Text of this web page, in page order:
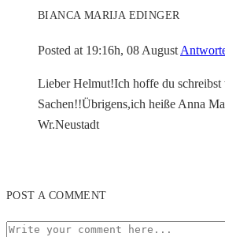
BIANCA MARIJA EDINGER
Posted at 19:16h, 08 August
Lieber Helmut!Ich hoffe du schreibst
Sachen!!Übrigens,ich heiße Anna
Wr.Neustadt
POST A COMMENT